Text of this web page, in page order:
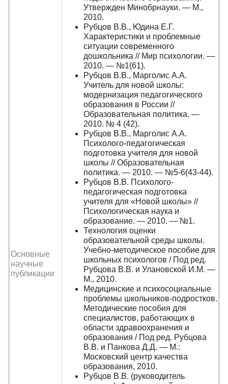
Основные
научные
публикации
Утвержден Минобрнауки. — М.,
2010.
Рубцов В.В., Юдина Е.Г.
Характеристики и проблемные
ситуации современного
дошкольника // Мир психологии. —
2010. — №1(61).
Рубцов В.В., Марголис А.А.
Учитель для новой школы:
модернизация педагогического
образования в России //
Образовательная политика. —
2010. № 4 (42).
Рубцов В.В., Марголис А.А.
Психолого-педагогическая
подготовка учителя для новой
школы // Образовательная
политика. — 2010. — №5-6(43-44).
Рубцов В.В. Психолого-
педагогическая подготовка
учителя для «Новой школы» //
Психологическая наука и
образование. — 2010. — №1.
Технология оценки
образовательной среды школы.
Учебно-методическое пособие для
школьных психологов / Под ред.
Рубцова В.В. и Улановской И.М. —
М., 2010.
Медицинские и психосоциальные
проблемы школьников-подростков.
Методические пособия для
специалистов, работающих в
области здравоохранения и
образования / Под ред. Рубцова
В.В. и Панкова Д.Д. — М.:
Московский центр качества
образования, 2010.
Рубцов В.В. (руководитель